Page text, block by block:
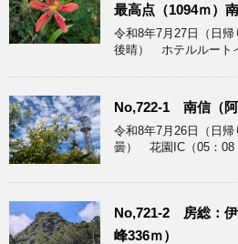
最高点（1094ｍ）
令和8年7月27日（日
後晴） ホテルルート
No,722-1 南信（阿
令和8年7月26日（日
曇） 花園IC（05：08
No,721-2 房総：伊
峰336ｍ）